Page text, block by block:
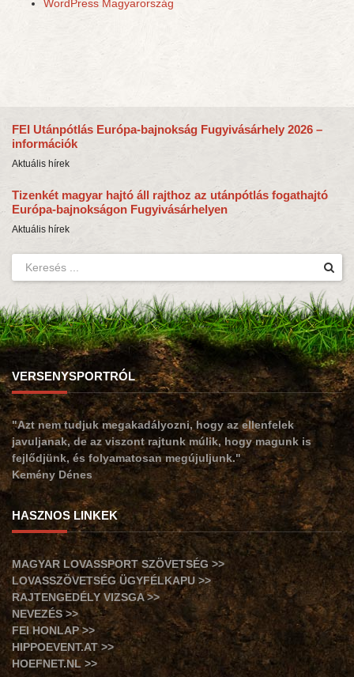
WordPress Magyarország
FEI Utánpótlás Európa-bajnokság Fugyivásárhely 2026 –
információk
Aktuális hírek
Tizenkét magyar hajtó áll rajthoz az utánpótlás fogathajtó
Európa-bajnokságon Fugyivásárhelyen
Aktuális hírek
VERSENYSPORTRÓL
"Azt nem tudjuk megakadályozni, hogy az ellenfelek
javuljanak, de az viszont rajtunk múlik, hogy magunk is
fejlődjünk, és folyamatosan megújuljunk."
Kemény Dénes
HASZNOS LINKEK
MAGYAR LOVASSPORT SZÖVETSÉG >>
LOVASSZÖVETSÉG ÜGYFÉLKAPU >>
RAJTENGEDÉLY VIZSGA >>
NEVEZÉS >>
FEI HONLAP >>
HIPPOEVENT.AT >>
HOEFNET.NL >>